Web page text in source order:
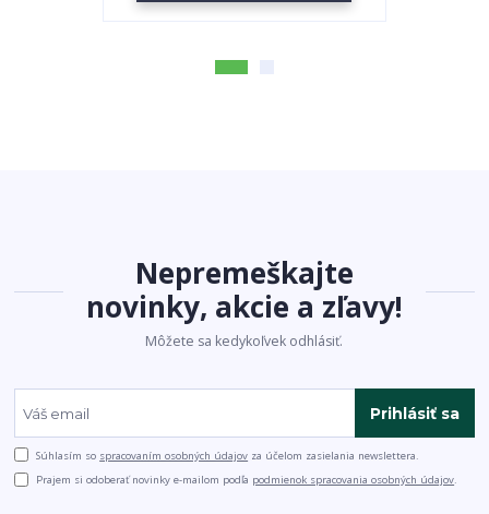
Nepremeškajte
novinky, akcie a zľavy!
Môžete sa kedykoľvek odhlásiť.
Prihlásiť sa
Súhlasím so spracovaním osobných údajov za účelom zasielania newslettera.
Prajem si odoberať novinky e-mailom podľa podmienok spracovania osobných údajov.